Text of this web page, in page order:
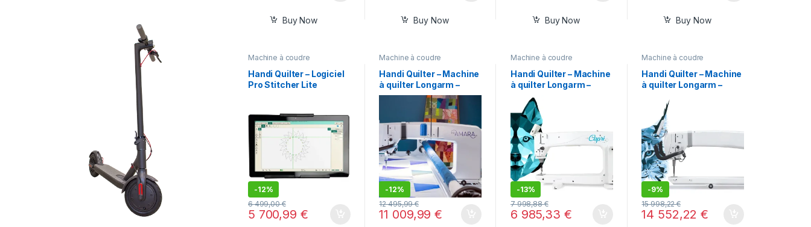
Buy Now Buy Now Buy Now Buy Now
Machine à coudre
Handi Quilter – Logiciel
Pro Stitcher Lite
-12%
5 700,99 €
6 499,00€
Machine à coudre
Handi Quilter – Machine
à quilter Longarm –
Amara
-12%
11 009,99€
12 495,99€
Machine à coudre
Handi Quilter – Machine
à quilter Longarm –
Capri
-13%
6 985,33 €
7 998,88€
Machine à coudre
Handi Quilter – Machine
à quilter Longarm –
-9%
14 552,22€
15 998,22€